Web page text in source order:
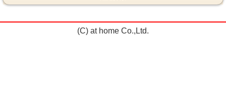
(C) at home Co.,Ltd.